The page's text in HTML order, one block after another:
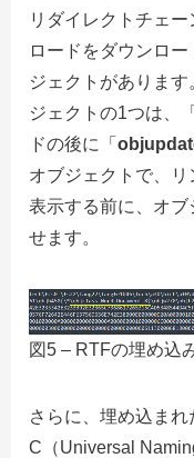
リダイレクトチェ
ロードをダウンロ
ジェクトがありま
ジェクトの1つは、「
ドの後に「
オブジェクトで、
表示する前に、オブ
せます。
図5 – RTFの埋め込
さらに、埋め込ま
C（Universal